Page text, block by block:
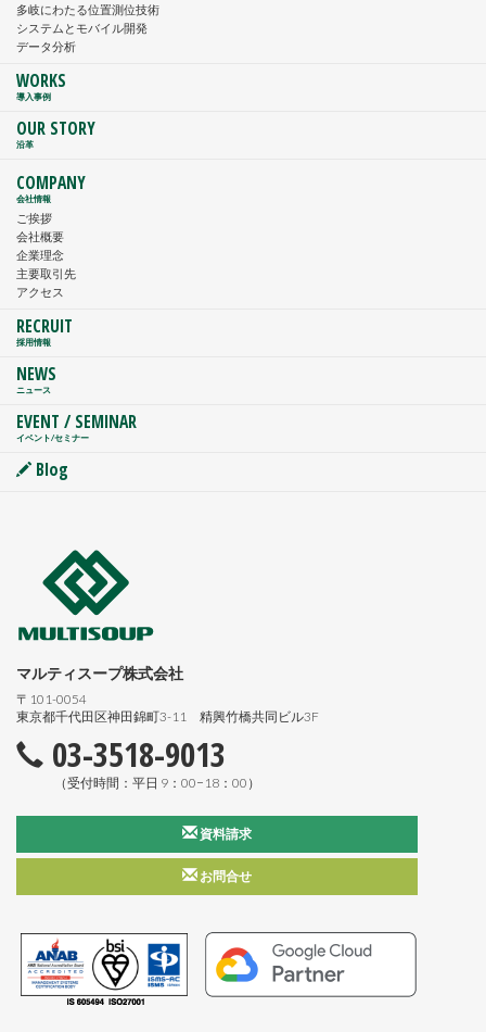
多岐にわたる位置測位技術
システムとモバイル開発
データ分析
WORKS
導入事例
OUR STORY
沿革
COMPANY
会社情報
ご挨拶
会社概要
企業理念
主要取引先
アクセス
RECRUIT
採用情報
NEWS
ニュース
EVENT / SEMINAR
イベント/セミナー
Blog
マルティスープ株式会社
〒101-0054
東京都千代田区神田錦町3-11 精興竹橋共同ビル3F
03-3518-9013
（受付時間：平日 9：00−18：00）
資料請求
お問合せ